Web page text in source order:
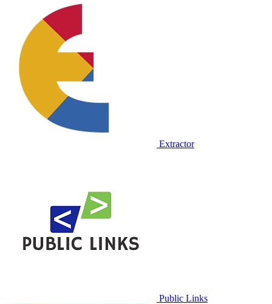
Extractor
Public Links